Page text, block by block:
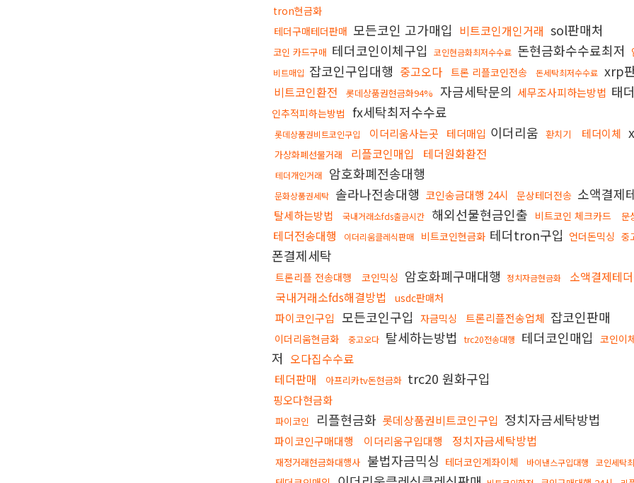
tron현금화
테더구매테더판매 모든코인 고가매입 비트코인개인거래 sol판매처
코인 카드구매 테더코인이체구입 코인현금화최저수수료 돈현금화수수료최저
비트매입 잡코인구입대행 중고오다 트론 리플코인전송 돈세탁최저수수료 xrp
비트코인환전 롯데상품권현금화94% 자금세탁문의 세무조사피하는방법 태
인추적피하는방법 fx세탁최저수수료
롯데상품권비트코인구입 이더리움사는곳 테더매입 이더리움 환치기 테더이체
가상화폐선물거래 리플코인매입 테더원화환전
테더개인거래 암호화폐전송대행
문화상품권세탁 솔라나전송대행 코인송금대행 24시 문상테더전송 소액결제
탈세하는방법 국내거래소fds출금시간 해외선물현금인출 비트코인 체크카드 문
테더전송대행 이더리움클레식판매 비트코인현금화 테더tron구입 언더돈믹싱 중
폰결제세탁
트론리플 전송대행 코인믹싱 암호화폐구매대행 정치자금현금화 소액결제테
국내거래소fds해결방법 usdc판매처
파이코인구입 모든코인구입 자금믹싱 트론리플전송업체 잡코인판매
이더리움현금화 중고오다 탈세하는방법 trc20전송대행 테더코인매입 코인이
저 오다집수수료
테더판매
아프리카tv돈현금화 trc20 원화구입
핑오다현금화
파이코인 리플현금화 롯데상품권비트코인구입 정치자금세탁방법
파이코인구매대행 이더리움구입대행 정치자금세탁방법
재정거래현금화대행사 불법자금믹싱 테더코인계좌이체 바이낸스구입대행 코인세탁